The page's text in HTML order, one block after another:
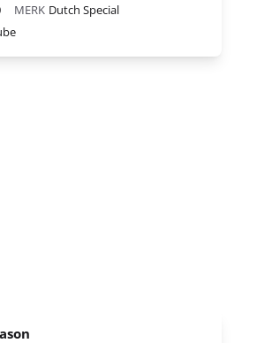
MERK Dutch Special